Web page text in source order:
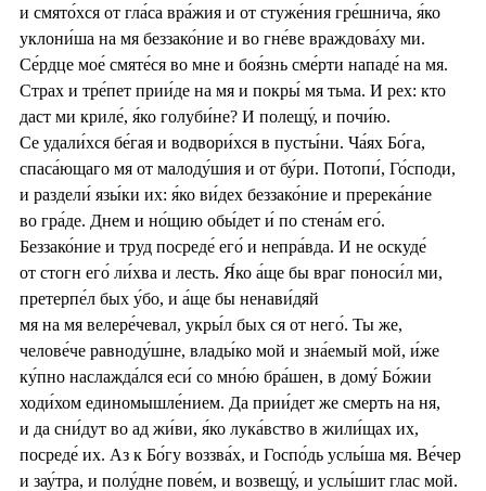
и смято́хся от гла́са вра́жия и от стуже́ния гре́шнича, я́ко
уклони́ша на мя беззако́ние и во гне́ве враждова́ху ми.
Се́рдце мое́ смяте́ся во мне и боя́знь сме́рти нападе́ на мя.
Страх и тре́пет прии́де на мя и покры́ мя тьма. И рех: кто
даст ми криле́, я́ко голуби́не? И полещу́, и почи́ю.
Се удали́хся бе́гая и водвори́хся в пусты́ни. Ча́ях Бо́га,
спаса́ющаго мя от малоду́шия и от бу́ри. Потопи́, Го́споди,
и раздели́ язы́ки их: я́ко ви́дех беззако́ние и пререка́ние
во гра́де. Днем и но́щию обы́дет и́ по стена́м его́.
Беззако́ние и труд посреде́ его́ и непра́вда. И не оскуде́
от стогн его́ ли́хва и лесть. Я́ко а́ще бы враг поноси́л ми,
претерпе́л бых у́бо, и а́ще бы ненави́дяй
мя на мя велере́чевал, укры́л бых ся от него́. Ты же,
челове́че равноду́шне, влады́ко мой и зна́емый мой, и́же
ку́пно наслажда́лся еси́ со мно́ю бра́шен, в дому́ Бо́жии
ходи́хом единомышле́нием. Да прии́дет же смерть на ня,
и да сни́дут во ад жи́ви, я́ко лука́вство в жили́щах их,
посреде́ их. Аз к Бо́гу воззва́х, и Госпо́дь услы́ша мя. Ве́чер
и зау́тра, и полу́дне пове́м, и возвещу́, и услы́шит глас мой.